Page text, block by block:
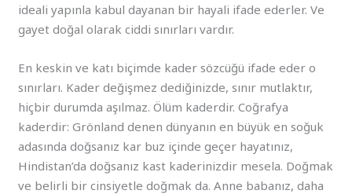
ideali yapınla kabul dayanan bir hayali ifade ederler. Ve
gayet doğal olarak ciddi sınırları vardır.
En keskin ve katı biçimde kader sözcüğü ifade eder o
sınırları. Kader değişmez dediğinizde, sınır mutlaktır,
hiçbir durumda aşılmaz. Ölüm kaderdir. Coğrafya
kaderdir: Grönland denen dünyanın en büyük en soğuk
adasında doğsanız kar buz içinde geçer hayatınız,
Hindistan’da doğsanız kast kaderinizdir mesela. Doğmak
ve belirli bir cinsiyetle doğmak da. Anne babanız, daha